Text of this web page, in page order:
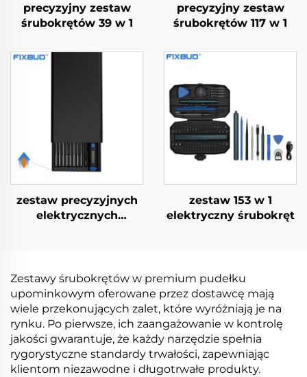
precyzyjny zestaw
śrubokrętów 39 w 1
precyzyjny zestaw
śrubokrętów 117 w 1
zestaw precyzyjnych
elektrycznych
zestaw 153 w 1
elektryczny śrubokręt
Zestawy śrubokrętów w premium pudełku
upominkowym oferowane przez dostawcę mają
wiele przekonujących zalet, które wyróżniają je na
rynku. Po pierwsze, ich zaangażowanie w kontrolę
jakości gwarantuje, że każdy narzędzie spełnia
rygorystyczne standardy trwałości, zapewniając
klientom niezawodne i długotrwałe produkty.